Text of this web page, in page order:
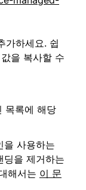
가하세요. 쉽
을 복사할 수
목록에 해당
을 사용하는
을 제거하는
해서는 이 문